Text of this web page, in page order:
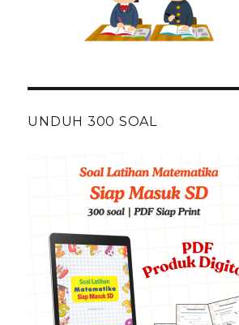
UNDUH 300 SOAL